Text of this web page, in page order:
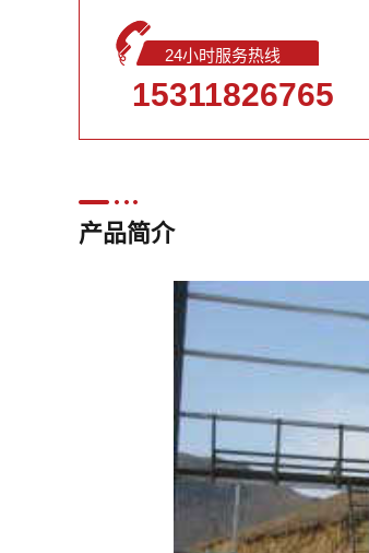
24小时服务热线
15311826765
产品简介